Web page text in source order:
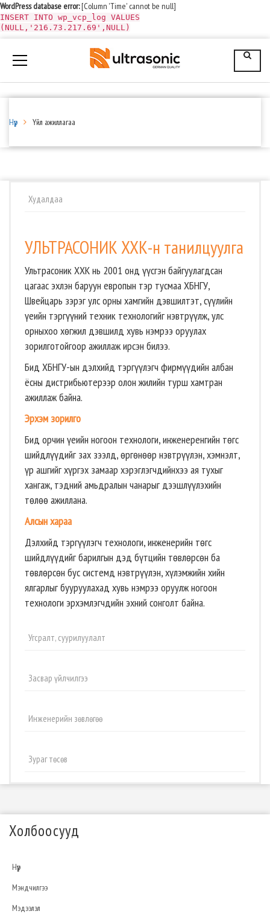
WordPress database error:[Column 'Time' cannot be null]
INSERT INTO wp_vcp_log VALUES
(NULL,'216.73.217.69',NULL)
Нүүр Үйл ажиллагаа
Худалдаа
УЛЬТРАСОНИК ХХК-н танилцуулга
Ультрасоник ХХК нь 2001 онд үүсгэн байгуулагдсан
цагаас эхлэн баруун европын тэр тусмаа ХБНГУ,
Швейцарь зэрэг улс орны хамгийн дэвшилтэт, сүүлийн
үеийн тэргүүний техник технологийг нэвтрүүлж, улс
орныхоо хөгжил дэвшилд хувь нэмрээ оруулах
зорилготойгоор ажиллаж ирсэн билээ.
Бид ХБНГУ-ын дэлхийд тэргүүлэгч фирмүүдийн албан
ёсны дистрибьютерээр олон жилийн турш хамтран
ажиллаж байна.
Эрхэм зорилго
Бид орчин үеийн ногоон технологи, инженеренгийн төгс
шийдлүүдийг зах зээлд, өргөнөөр нэвтрүүлэн, хэмнэлт,
үр ашгийг хүргэх замаар хэрэглэгчдийнхээ ая тухыг
хангаж, тэдний амьдралын чанарыг дээшлүүлэхийн
төлөө ажиллана.
Алсын хараа
Дэлхийд тэргүүлэгч технологи, инженерийн төгс
шийдлүүдийг барилгын дэд бүтцийн төвлөрсөн ба
төвлөрсөн бус системд нэвтрүүлэн, хүлэмжийн хийн
ялгарлыг бууруулахад хувь нэмрээ оруулж ногоон
технологи эрхэмлэгчдийн эхний сонголт байна.
Угсралт, суурилуулалт
Засвар үйлчилгээ
Инженерийн зөвлөгөө
Зураг төсөв
Холбоосууд
Нүүр
Мэндчилгээ
Мэдээлэл